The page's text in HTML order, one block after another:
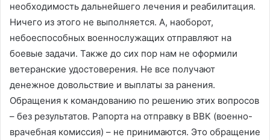
необходимость дальнейшего лечения и реабилитация.
Ничего из этого не выполняется. А, наоборот,
небоеспособных военнослужащих отправляют на
боевые задачи. Также до сих пор нам не оформили
ветеранские удостоверения. Не все получают
денежное довольствие и выплаты за ранения.
Обращения к командованию по решению этих вопросов
– без результатов. Рапорта на отправку в ВВК (военно-
врачебная комиссия) – не принимаются. Это обращение